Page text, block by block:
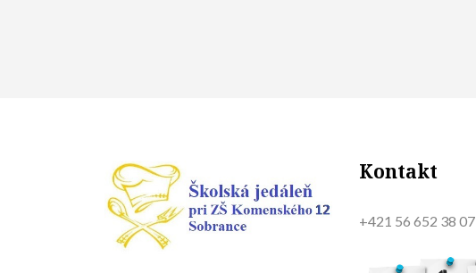
Kontakt
+421 56 652 38 07